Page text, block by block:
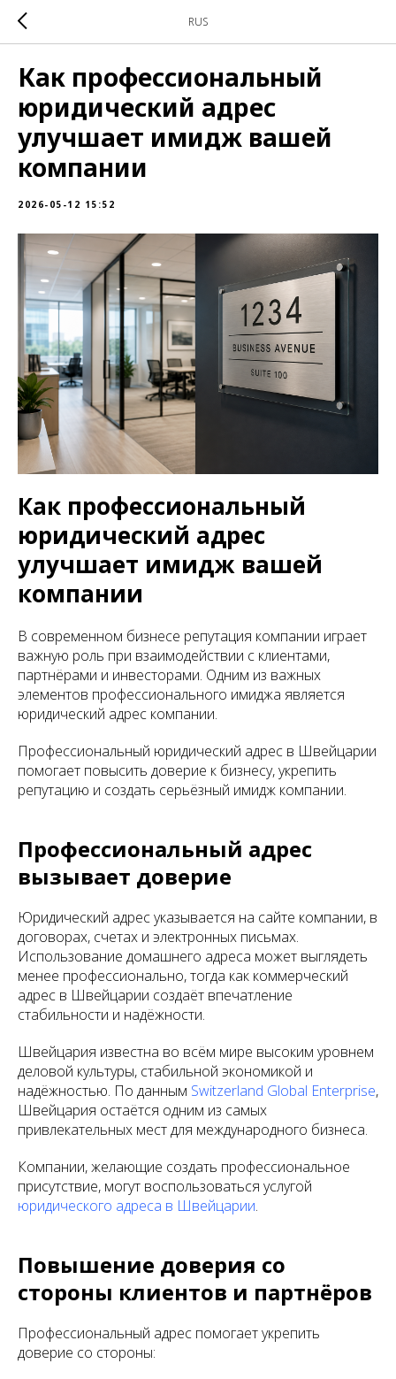
RUS
Как профессиональный
юридический адрес
улучшает имидж вашей
компании
2026-05-12 15:52
Как профессиональный
юридический адрес
улучшает имидж вашей
компании
В современном бизнесе репутация компании играет
важную роль при взаимодействии с клиентами,
партнёрами и инвесторами. Одним из важных
элементов профессионального имиджа является
юридический адрес компании.
Профессиональный юридический адрес в Швейцарии
помогает повысить доверие к бизнесу, укрепить
репутацию и создать серьёзный имидж компании.
Профессиональный адрес
вызывает доверие
Юридический адрес указывается на сайте компании, в
договорах, счетах и электронных письмах.
Использование домашнего адреса может выглядеть
менее профессионально, тогда как коммерческий
адрес в Швейцарии создаёт впечатление
стабильности и надёжности.
Швейцария известна во всём мире высоким уровнем
деловой культуры, стабильной экономикой и
надёжностью. По данным Switzerland Global Enterprise,
Швейцария остаётся одним из самых
привлекательных мест для международного бизнеса.
Компании, желающие создать профессиональное
присутствие, могут воспользоваться услугой
юридического адреса в Швейцарии.
Повышение доверия со
стороны клиентов и партнёров
Профессиональный адрес помогает укрепить
доверие со стороны: